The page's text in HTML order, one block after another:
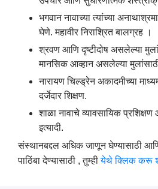
भगवान नावाच्या त्यांच्या
घेणे. महावीर निराश्रित बालग्रह ।
श्रवण आणि दृष्टीदोष असलेल्या
मानसिक आव्हान असलेल्या
नारायण चिल्ड्रेन अकादमीच्या
दर्जेदार शिक्षण.
शाळा नावाचे व्यावसायिक
इत्यादी.
संस्थानबद्दल अधिक जाणून घेण्यासाठी आणि
पाठिंबा देण्यासाठी , तुम्हीयेथे क्लिक करू